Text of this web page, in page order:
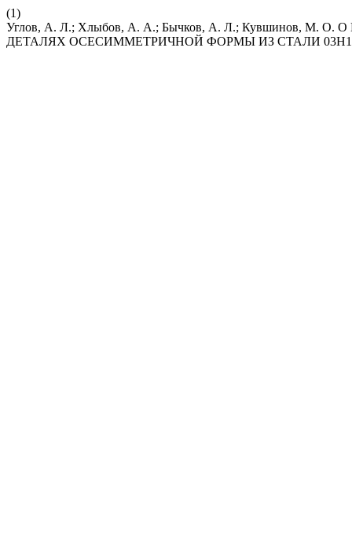
(1)
Углов, А. Л.; Хлыбов, А. А.; Бычков, А. Л.; Кувшинов,
ДЕТАЛЯХ ОСЕСИММЕТРИЧНОЙ ФОРМЫ ИЗ СТАЛИ